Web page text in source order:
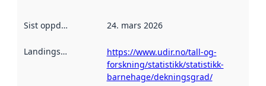
Sist oppdatert 24. mars 2026
Landingsside
https://www.udir.no/tall-og-
forskning/statistikk/statistikk-
barnehage/dekningsgrad/